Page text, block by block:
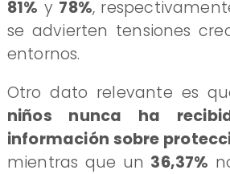
81% y 78%,
se advierten tensiones
entornos.
Otro dato relevante es
niños nunca ha
información sobre
mientras que un 36,37%